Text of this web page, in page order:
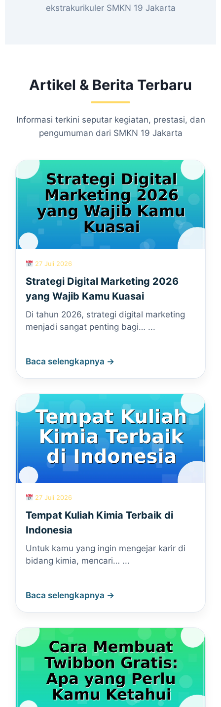
ekstrakurikuler SMKN 19 Jakarta
Artikel & Berita Terbaru
Informasi terkini seputar kegiatan, prestasi, dan
pengumuman dari SMKN 19 Jakarta
27 Juli 2026
Strategi Digital Marketing 2026
yang Wajib Kamu Kuasai
Di tahun 2026, strategi digital marketing
menjadi sangat penting bagi… ...
Baca selengkapnya →
27 Juli 2026
Tempat Kuliah Kimia Terbaik di
Indonesia
Untuk kamu yang ingin mengejar karir di
bidang kimia, mencari… ...
Baca selengkapnya →